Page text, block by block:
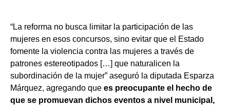
“La reforma no busca limitar la participación de las
mujeres en esos concursos, sino evitar que el Estado
fomente la violencia contra las mujeres a través de
patrones estereotipados […] que naturalicen la
subordinación de la mujer” aseguró la diputada Esparza
Márquez, agregando que es preocupante el hecho de
que se promuevan dichos eventos a nivel municipal,